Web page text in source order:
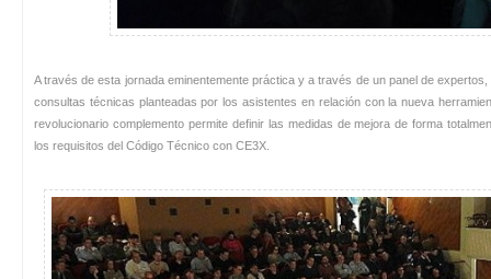
A través de esta jornada eminentemente práctica y a través de un panel de
consultas técnicas planteadas por los asistentes en relación con la nueva
revolucionario complemento permite definir las medidas de mejora de forma
los requisitos del Código Técnico con CE3X.